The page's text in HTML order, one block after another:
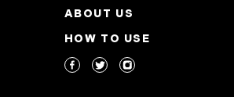
ABOUT US
HOW TO USE